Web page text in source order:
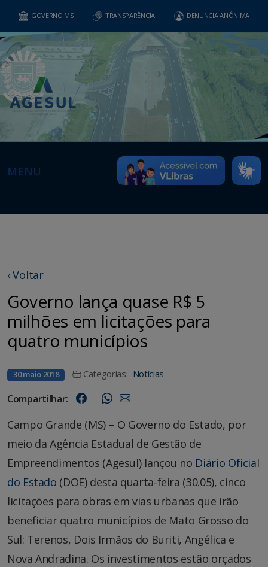
GOVERNO MS TRANSPARÊNCIA DENUNCIA ANÔNIMA
MENU
‹ Voltar
Governo lança quase R$ 5
milhões em licitações para
quatro municípios
30 maio 2018 Categorias: Notícias
Compartilhar:
Campo Grande (MS) – O Governo do Estado, por
meio da Agência Estadual de Gestão de
Empreendimentos (Agesul) lançou no Diário Oficial
do Estado (DOE) desta quarta-feira (30.05), cinco
licitações para obras em vias urbanas que irão
beneficiar quatro municípios de Mato Grosso do
Sul: Terenos, Dois Irmãos do Buriti, Angélica e
Nova Andradina. Os investimentos estão orçados